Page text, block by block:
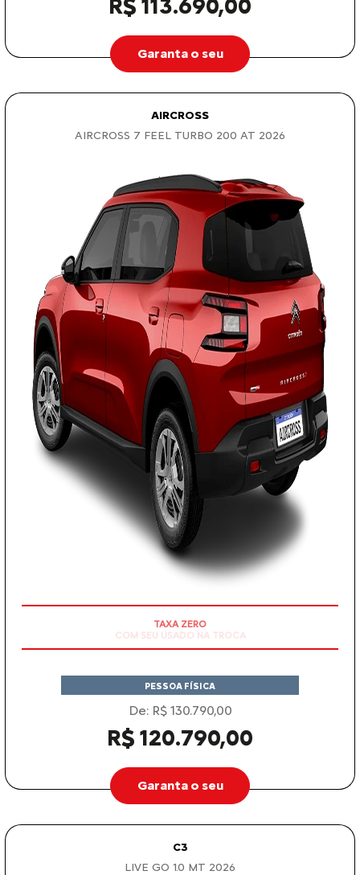
R$ 113.690,00
Garanta o seu
AIRCROSS
AIRCROSS 7 FEEL TURBO 200 AT 2026
PESSOA FÍSICA
De: R$ 130.790,00
R$ 120.790,00
Garanta o seu
C3
LIVE GO 1.0 MT 2026